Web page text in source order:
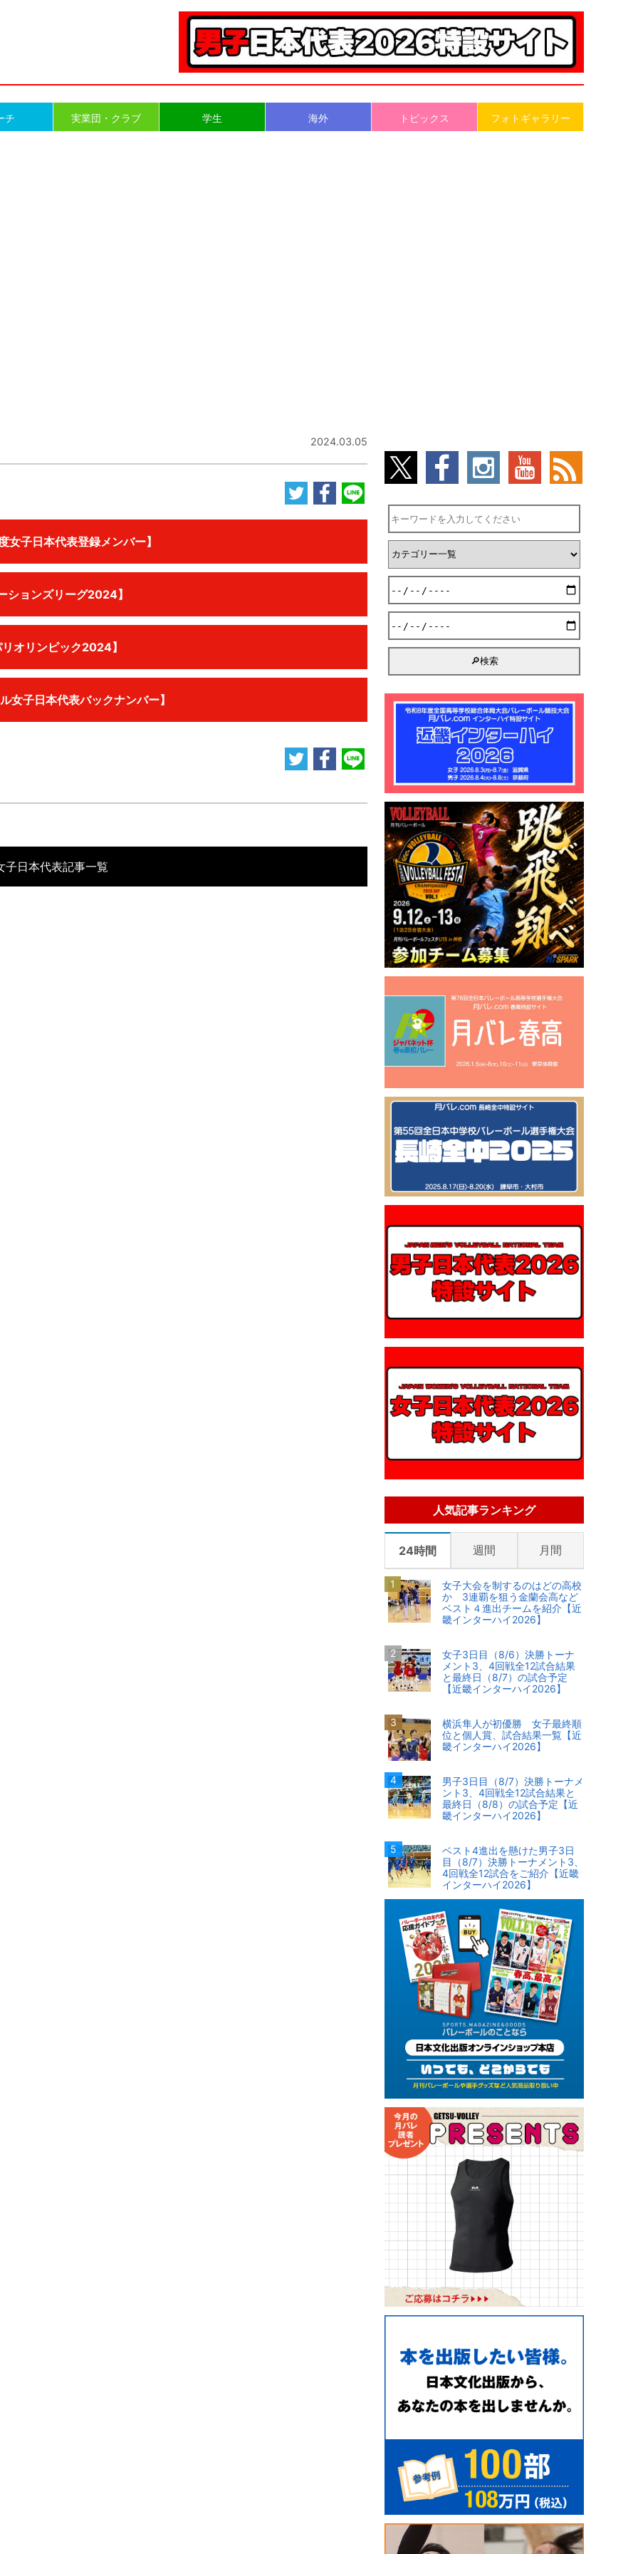
チ 実業団・クラブ 学生 海外 トピックス フォトギャラリー
2024.03.05
女子日本代表登録メンバー】
ションズリーグ2024】
リオリンピック2024】
女子日本代表バックナンバー】
子日本代表記事一覧
人気記事ランキング
24時間 週間 月間
女子大会を制するのはどの高校
か 3連覇を狙う金蘭会高など
ベスト４進出チームを紹介【近
畿インターハイ2026】
女子3日目（8/6）決勝トーナ
メント3、4回戦全12試合結果
と最終日（8/7）の試合予定
【近畿インターハイ2026】
横浜隼人が初優勝 女子最終順
位と個人賞、試合結果一覧【近
畿インターハイ2026】
男子3日目（8/7）決勝トーナメ
ント3、4回戦全12試合結果と
最終日（8/8）の試合予定【近
畿インターハイ2026】
ベスト4進出を懸けた男子3日
目（8/7）決勝トーナメント3、
4回戦全12試合をご紹介【近畿
インターハイ2026】